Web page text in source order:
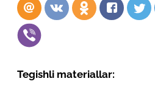
Tegishli materiallar: